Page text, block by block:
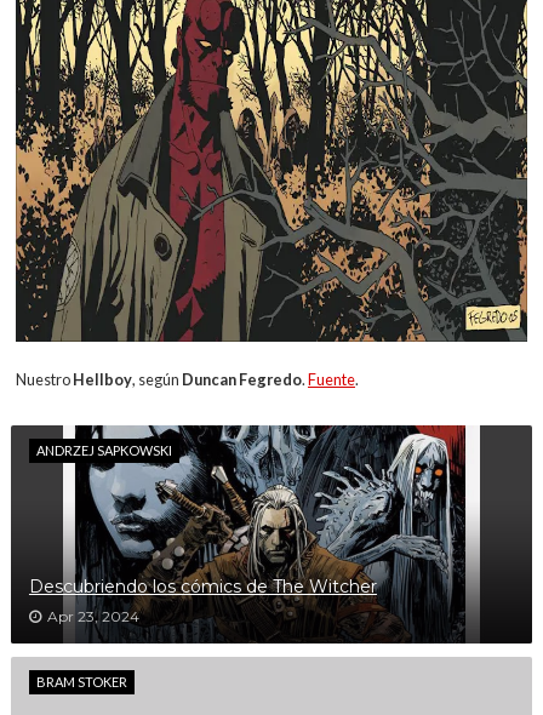
NuestroHellboy, según Duncan Fegredo.Fuente.
ANDRZEJ SAPKOWSKI
Descubriendo los cómics de The Witcher
Apr 23, 2024
BRAM STOKER